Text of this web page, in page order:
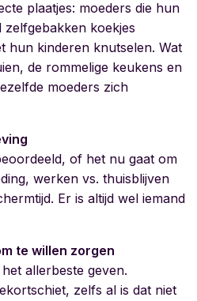
plaatjes: moeders die hun
zelfgebakken koekjes
hun kinderen knutselen. Wat
de rommelige keukens en
moeders zich
of het nu gaat om
werken vs. thuisblijven
Er is altijd wel iemand
te willen zorgen
allerbeste geven.
zelfs al is dat niet